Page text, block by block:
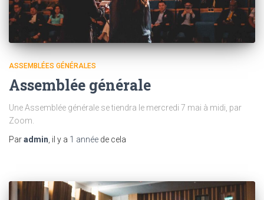
ASSEMBLÉES GÉNÉRALES
Assemblée générale
Une Assemblée générale se tiendra le mercredi 7 mai à midi, par
Zoom.
Paradmin, il y a 1 année de cela